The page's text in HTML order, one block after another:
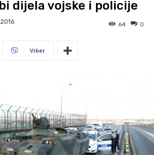
dijela vojske i policije
0
64
Viber